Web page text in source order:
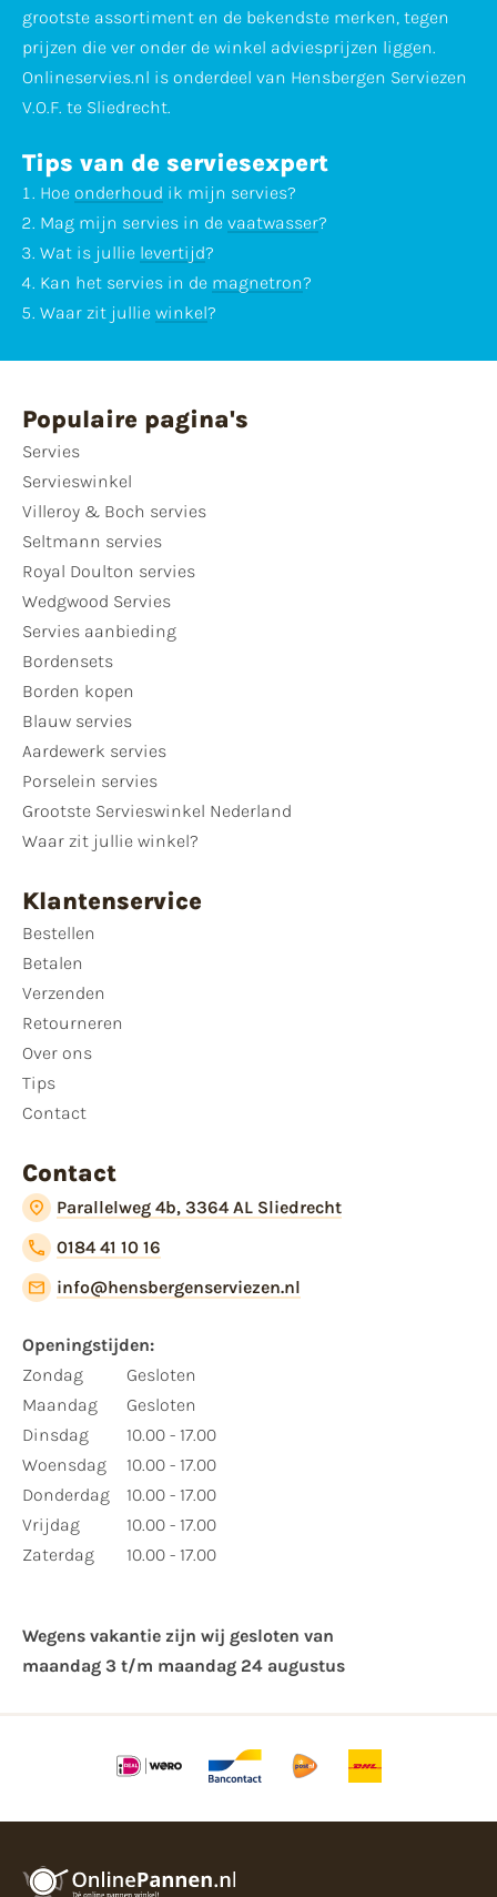
grootste assortiment en de bekendste merken, tegen
prijzen die ver onder de winkel adviesprijzen liggen.
Onlineservies.nl is onderdeel van Hensbergen Serviezen
V.O.F. te Sliedrecht.
Tips van de serviesexpert
Hoe onderhoud ik mijn servies?
Mag mijn servies in de vaatwasser?
Wat is jullie levertijd?
Kan het servies in de magnetron?
Waar zit jullie winkel?
Populaire pagina's
Servies
Servieswinkel
Villeroy & Boch servies
Seltmann servies
Royal Doulton servies
Wedgwood Servies
Servies aanbieding
Bordensets
Borden kopen
Blauw servies
Aardewerk servies
Porselein servies
Grootste Servieswinkel Nederland
Waar zit jullie winkel?
Klantenservice
Bestellen
Betalen
Verzenden
Retourneren
Over ons
Tips
Contact
Contact
Parallelweg 4b, 3364 AL Sliedrecht
0184 41 10 16
info@hensbergenserviezen.nl
Openingstijden:
Zondag
Maandag
Dinsdag
Woensdag
Donderdag
Vrijdag
Zaterdag
Gesloten
Gesloten
10.00 - 17.00
10.00 - 17.00
10.00 - 17.00
10.00 - 17.00
10.00 - 17.00
Wegens vakantie zijn wij gesloten van ​
maandag 3 t/m maandag 24 augustus